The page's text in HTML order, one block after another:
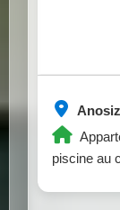
piscine au